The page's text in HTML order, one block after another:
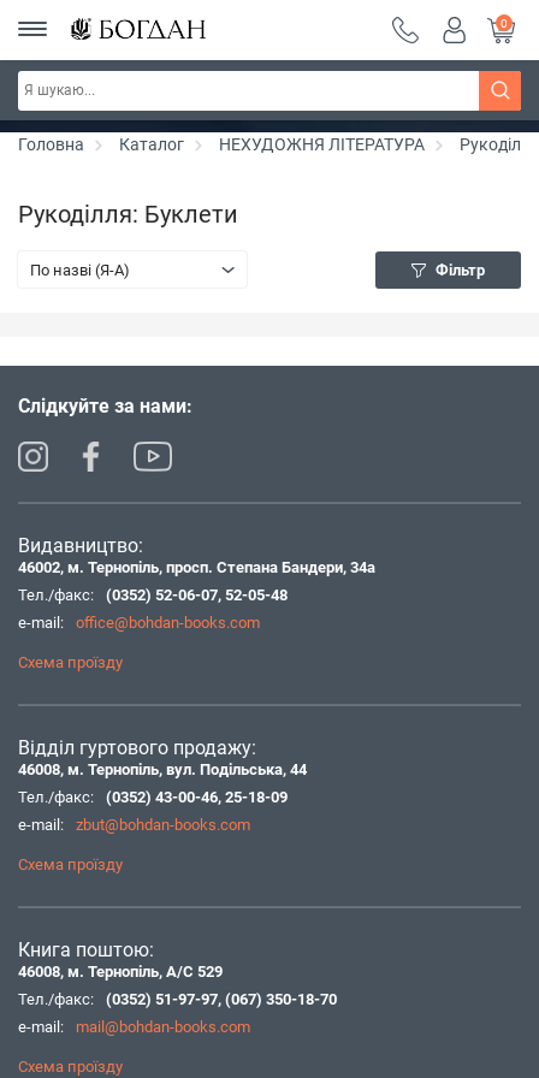
РОЗПРОДАЖ ~ 150 грн ~ 200 грн ~ 250 грн ~
300 грн ~ РОЗПРОДАЖ
Дізнатись більше
0
Головна Каталог НЕХУДОЖНЯ ЛІТЕРАТУРА Рукоділля
Рукоділля: Буклети
По назві (Я-А) Фільтр
Слідкуйте за нами:
Видавництво:
46002, м. Тернопіль, просп. Степана Бандери, 34а
Тел./факс:
(0352) 52-06-07, 52-05-48
e-mail:
office@bohdan-books.com
Схема проїзду
Відділ гуртового продажу:
46008, м. Тернопіль, вул. Подільська, 44
Тел./факс:
(0352) 43-00-46, 25-18-09
e-mail:
zbut@bohdan-books.com
Схема проїзду
Книга поштою:
46008, м. Тернопіль, А/С 529
Тел./факс:
(0352) 51-97-97, (067) 350-18-70
e-mail:
mail@bohdan-books.com
Схема проїзду